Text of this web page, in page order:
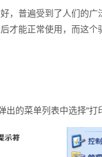
，普遍受到了人们的
才能正常使用，而这
出的菜单列表中选择“打